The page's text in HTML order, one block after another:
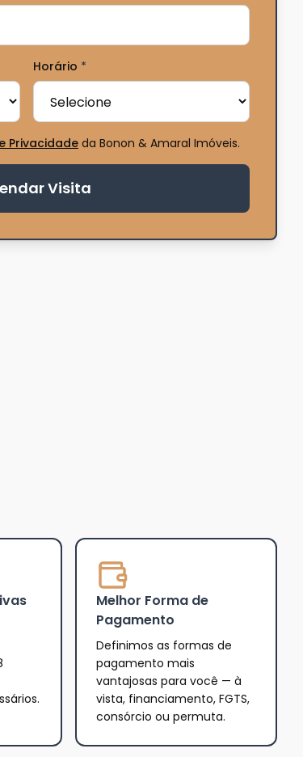
Horário *
Privacidadeda Bonon & Amaral Imóveis.
Visita
Melhor Forma de
Pagamento
Definimos as formas de
pagamento mais
vantajosas para você — à
vista, financiamento, FGTS,
consórcio ou permuta.